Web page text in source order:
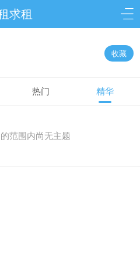
求租
收藏
热门 精华
范围内尚无主题